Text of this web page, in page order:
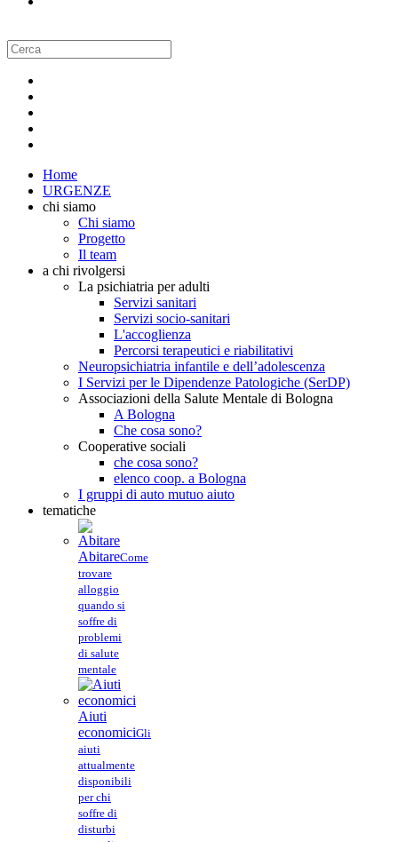
Home
URGENZE
chi siamo
Chi siamo
Progetto
Il team
a chi rivolgersi
La psichiatria per adulti
Servizi sanitari
Servizi socio-sanitari
L'accoglienza
Percorsi terapeutici e riabilitativi
Neuropsichiatria infantile e dell’adolescenza
I Servizi per le Dipendenze Patologiche (SerDP)
Associazioni della Salute Mentale di Bologna
A Bologna
Che cosa sono?
Cooperative sociali
che cosa sono?
elenco coop. a Bologna
I gruppi di auto mutuo aiuto
tematiche
AbitareCome
trovare
alloggio
quando si
soffre di
problemi
di salute
mentale
Aiuti
economiciGli
aiuti
attualmente
disponibili
per chi
soffre di
disturbi